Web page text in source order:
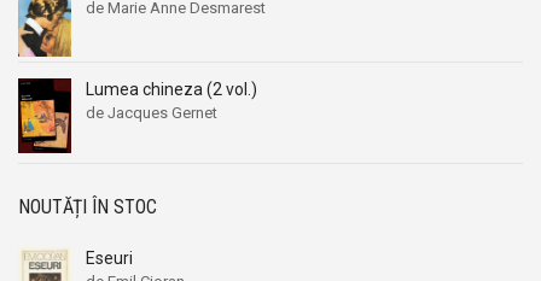
de Marie Anne Desmarest
Lumea chineza (2 vol.)
de Jacques Gernet
NOUTĂȚI ÎN STOC
Eseuri